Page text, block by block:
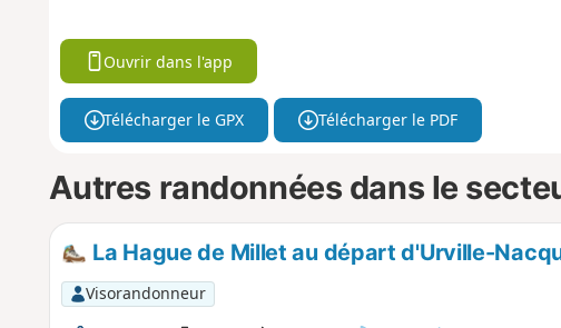
Ouvrir dans l'app
Télécharger le GPX Télécharger le PDF
Autres randonnées dans le
La Hague de Millet au départ d'Urville-
Visorandonneur